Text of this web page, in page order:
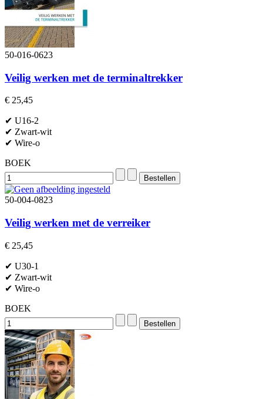
50-016-0623
Veilig werken met de terminaltrekker
€ 25,45
✔ U16-2
✔ Zwart-wit
✔ Wire-o
BOEK
50-004-0823
Veilig werken met de verreiker
€ 25,45
✔ U30-1
✔ Zwart-wit
✔ Wire-o
BOEK